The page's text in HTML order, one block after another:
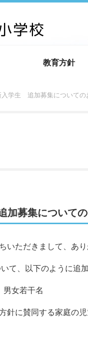
教育方針
入学生 追加募集についての
募集について
いただきまして、あり
て、以下のように追
女若干名
に賛同する家庭の児